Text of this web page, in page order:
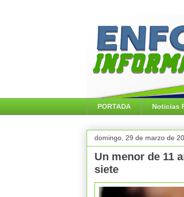
PORTADA Noticias
domingo, 29 de marzo de
Un menor de 11
siete